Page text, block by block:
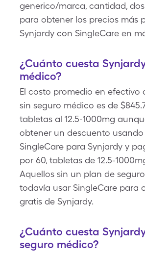
generico/marca, cantidad,
para obtener los precios más
Synjardy con SingleCare en
¿Cuánto cuesta
médico?
El costo promedio en efectivo
sin seguro médico es de
tabletas al 12.5-1000mg
obtener un descuento
SingleCare para Synjardy y
por 60, tabletas de 12.5-
Aquellos sin un plan de
todavía usar SingleCare para
gratis de Synjardy.
¿Cuánto cuesta
seguro médico?